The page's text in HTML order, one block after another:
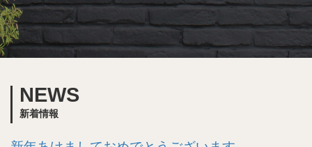
NEWS
新着情報